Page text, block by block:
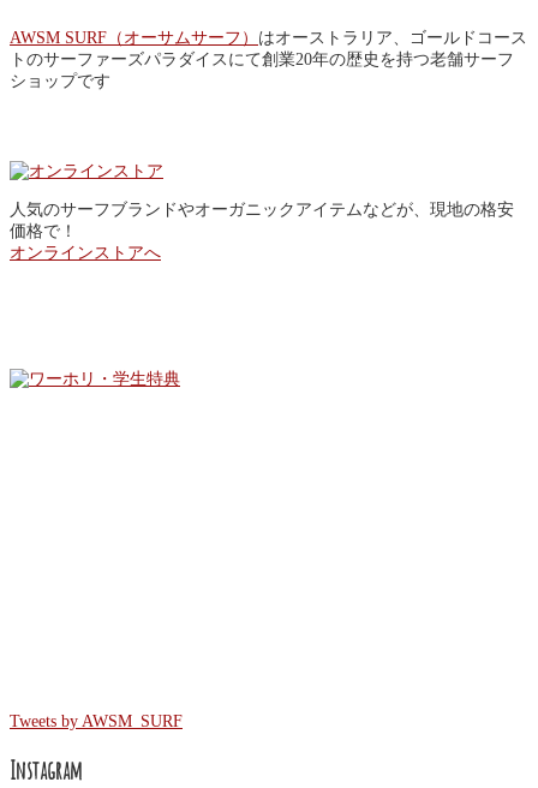
AWSM SURF（オーサムサーフ） はオーストラリア、ゴールドコース
トのサーファーズパラダイスにて創業20年の歴史を持つ老舗サーフ
ショップです
人気のサーフブランドやオーガニックアイテムなどが、現地の格安
価格で！
オンラインストアへ
Tweets by AWSM_SURF
Instagram